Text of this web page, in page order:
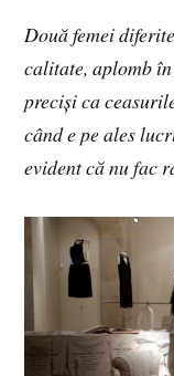
Două femei
calitate, aplomb
preciși ca
când e pe ales
evident că nu fac